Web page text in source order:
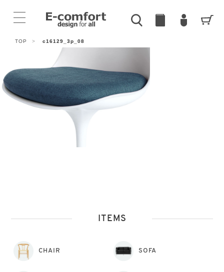
TOP > c16129_3p_08
ITEMS
CHAIR SOFA